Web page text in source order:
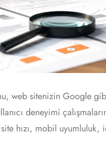
web sitenizin Google
deneyimi
hızı, mobil